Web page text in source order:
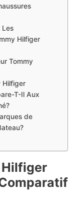
Les
Hilfiger
Tommy
Hilfiger
T-Il Aux
de
Hilfiger
tif